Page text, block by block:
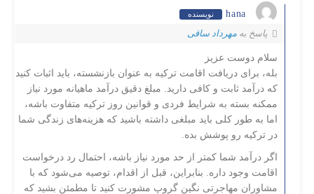
hana نویسنده
پاسخ به مهرداد ساقی
سلام دوست عزیز
بله، برای دریافت اقامت ترکیه به عنوان بازنشسته، باید اثبات کنید
که درآمد ثابت و کافی دارید. مبلغ دقیق درآمد ماهیانه مورد نیاز
ممکنه بسته به شرایط فردی و قوانین روز ترکیه متفاوت باشه،
اما به طور کلی باید مبلغی داشته باشید که هزینه‌های زندگی شما
در ترکیه رو پوشش بده.
اگر درآمد شما کمتر از حد مورد نیاز باشه، احتمال رد درخواست
اقامت وجود داره. بنابراین، قبل از اقدام، توصیه می‌شود که با
مشاوران مهاجرتی نگین گروپ مشورت کنید تا مطمئن بشید که